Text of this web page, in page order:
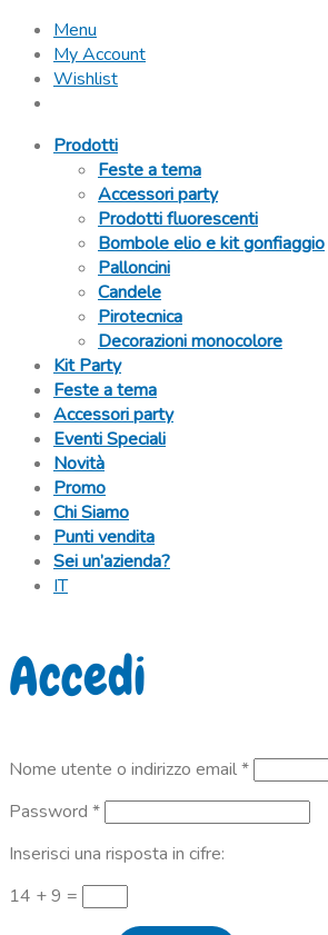
Menu
My Account
Wishlist
Prodotti
Feste a tema
Accessori party
Prodotti fluorescenti
Bombole elio e kit gonfiaggio
Palloncini
Candele
Pirotecnica
Decorazioni monocolore
Kit Party
Feste a tema
Accessori party
Eventi Speciali
Novità
Promo
Chi Siamo
Punti vendita
Sei un’azienda?
IT
Accedi
Nome utente o indirizzo email*Richiesto
Password *Richiesto
Inserisci una risposta in cifre:
14 + 9 =